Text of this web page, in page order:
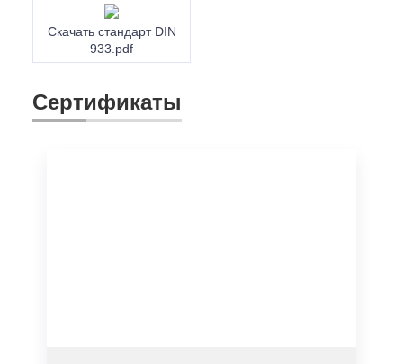
Скачать стандарт DIN
933.pdf
Сертификаты